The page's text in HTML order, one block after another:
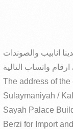
واتساب التالية
The address of
Sulaymaniyah /
Sayah Palace
Berzi for Import